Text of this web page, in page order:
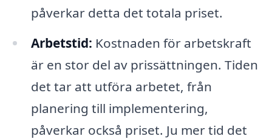
påverkar detta det totala priset.
Arbetstid: Kostnaden för arbetskraft
är en stor del av prissättningen. Tiden
det tar att utföra arbetet, från
planering till implementering,
påverkar också priset. Ju mer tid det